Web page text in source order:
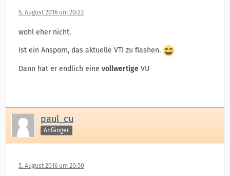
5. August 2016 um 20:23
wohl eher nicht.
Ist ein Ansporn, das aktuelle VTI zu flashen.
Dann hat er endlich eine vollwertige VU
paul_cu
Anfänger
5. August 2016 um 20:50